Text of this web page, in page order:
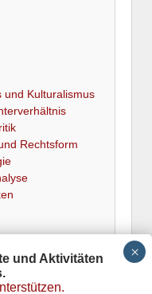
und Kulturalismus
Rechtsform
und Aktivitäten